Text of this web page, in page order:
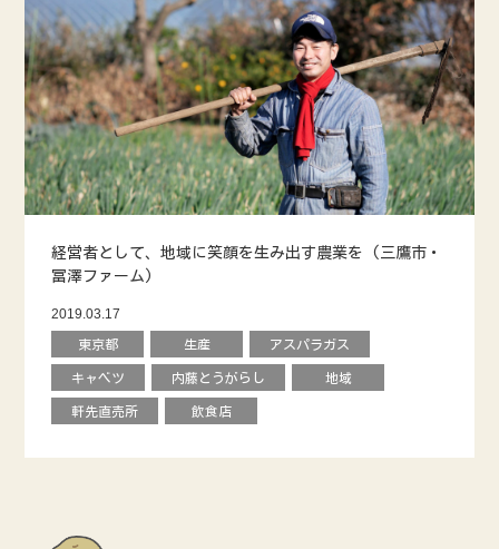
経営者として、地域に笑顔を生み出す農業を (三鷹市・
冨澤ファーム)
2019.03.17
東京都 生産 アスパラガス
キャベツ 内藤とうがらし 地域
軒先直売所 飲食店